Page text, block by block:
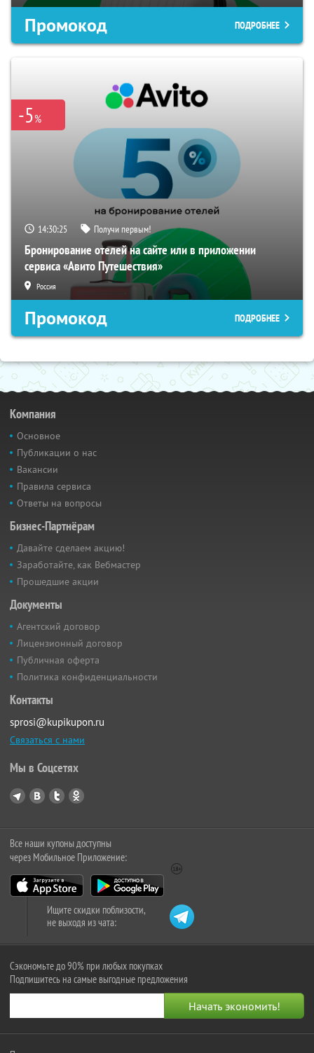
Промокод ПОДРОБНЕЕ
-5%
14:30:25 Получи первым!
Бронирование отелей на сайте или в приложении
сервиса «Авито Путешествия»
Россия
Промокод ПОДРОБНЕЕ
Компания
Основное
Публикации о нас
Вакансии
Правила сервиса
Ответы на вопросы
Бизнес-Партнёрам
Давайте сделаем акцию!
Заработайте, как Вебмастер
Прошедшие акции
Документы
Агентский договор
Лицензионный договор
Публичная оферта
Политика конфиденциальности
Контакты
sprosi@kupikupon.ru
Связаться с нами
Мы в Соцсетях
Все наши купоны доступны
через Мобильное Приложение:
Ищите скидки поблизости,
не выходя из чата:
Сэкономьте до 90% при любых покупках
Подпишитесь на самые выгодные предложения